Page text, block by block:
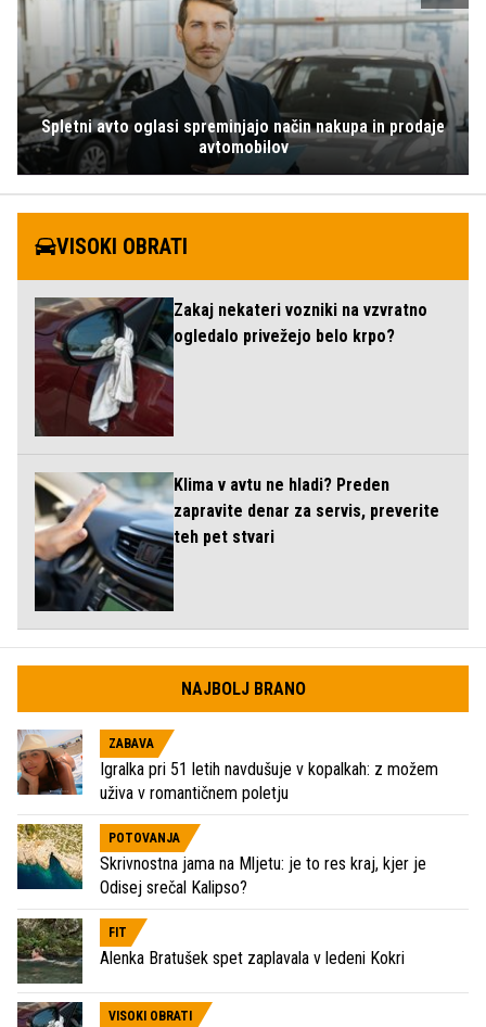
Spletni avto oglasi spreminjajo način nakupa in prodaje
avtomobilov
VISOKI OBRATI
Zakaj nekateri vozniki na vzvratno
ogledalo privežejo belo krpo?
Klima v avtu ne hladi? Preden
zapravite denar za servis, preverite
teh pet stvari
NAJBOLJ BRANO
ZABAVA
Igralka pri 51 letih navdušuje v kopalkah: z možem
uživa v romantičnem poletju
POTOVANJA
Skrivnostna jama na Mljetu: je to res kraj, kjer je
Odisej srečal Kalipso?
FIT
Alenka Bratušek spet zaplavala v ledeni Kokri
VISOKI OBRATI